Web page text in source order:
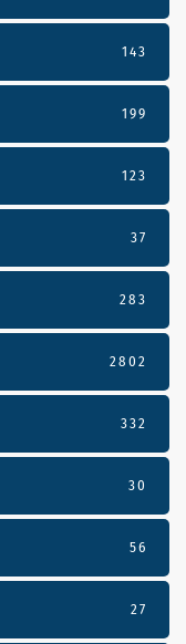
143
199
123
37
283
2802
332
30
56
27